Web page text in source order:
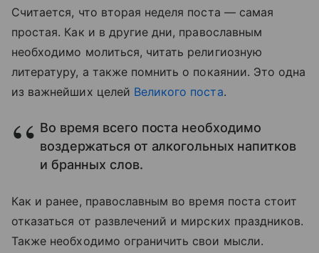
Считается, что вторая неделя поста — самая
простая. Как и в другие дни, православным
необходимо молиться, читать религиозную
литературу, а также помнить о покаянии. Это одна
из важнейших целей Великого поста.
Во время всего поста необходимо
воздержаться от алкогольных напитков
и бранных слов.
Как и ранее, православным во время поста стоит
отказаться от развлечений и мирских праздников.
Также необходимо ограничить свои мысли.